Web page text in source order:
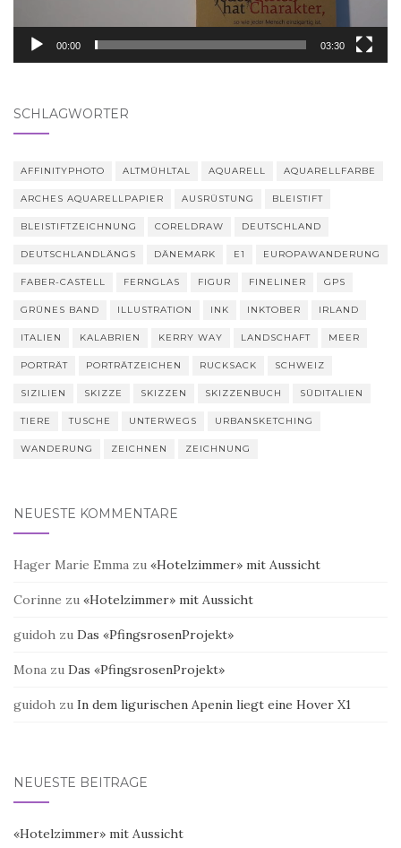
00:00 03:30
SCHLAGWÖRTER
AFFINITYPHOTO ALTMÜHLTAL AQUARELL AQUARELLFARBE
ARCHES AQUARELLPAPIER AUSRÜSTUNG BLEISTIFT
BLEISTIFTZEICHNUNG CORELDRAW DEUTSCHLAND
DEUTSCHLANDLÄNGS DÄNEMARK E1 EUROPAWANDERUNG
FABER-CASTELL FERNGLAS FIGUR FINELINER GPS
GRÜNES BAND ILLUSTRATION INK INKTOBER IRLAND
ITALIEN KALABRIEN KERRY WAY LANDSCHAFT MEER
PORTRÄT PORTRÄTZEICHEN RUCKSACK SCHWEIZ
SIZILIEN SKIZZE SKIZZEN SKIZZENBUCH SÜDITALIEN
TIERE TUSCHE UNTERWEGS URBANSKETCHING
WANDERUNG ZEICHNEN ZEICHNUNG
NEUESTE KOMMENTARE
Hager Marie Emma zu «Hotelzimmer» mit Aussicht
Corinne zu «Hotelzimmer» mit Aussicht
guidoh zu Das «PfingsrosenProjekt»
Mona zu Das «PfingsrosenProjekt»
guidoh zu In dem ligurischen Apenin liegt eine Hover X1
NEUESTE BEITRÄGE
«Hotelzimmer» mit Aussicht